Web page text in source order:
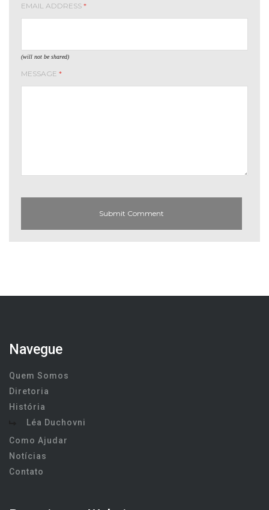
EMAIL ADDRESS *
(will not be shared)
MESSAGE *
Navegue
Quem Somos
Diretoria
História
Léa Duchovni
Como Ajudar
Notícias
Contato